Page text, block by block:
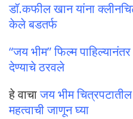
डॉ.कफील खान यांना
केले बडतर्फ
“जय भीम” फिल्म पाहिल्यानंतर
देण्याचे ठरवले
हे वाचाजय भीम
महत्वाची जाणून घ्या